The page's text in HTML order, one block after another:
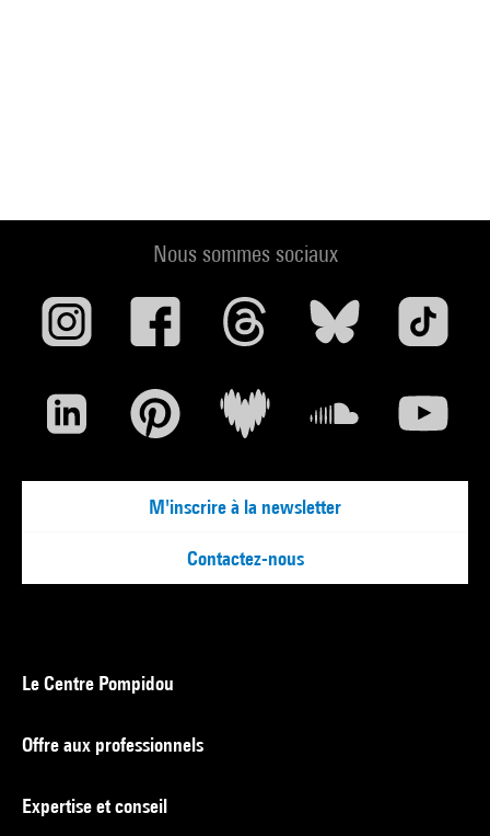
Nous sommes sociaux
M'inscrire à la newsletter
Contactez-nous
Le Centre Pompidou
Offre aux professionnels
Expertise et conseil